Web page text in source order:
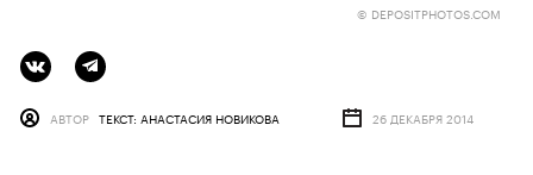
© DEPOSITPHOTOS.COM
АВТОР ТЕКСТ: АНАСТАСИЯ НОВИКОВА 26 ДЕКАБРЯ 2014